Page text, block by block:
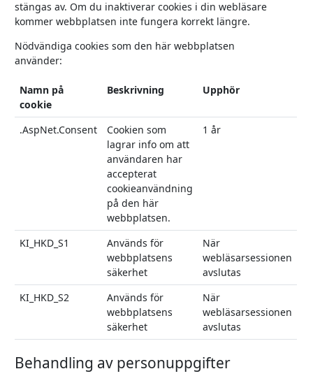
stängas av. Om du inaktiverar cookies i din webläsare
kommer webbplatsen inte fungera korrekt längre.
Nödvändiga cookies som den här webbplatsen
använder:
Namn på
cookie
Beskrivning Upphör
.AspNet.Consent
Cookien som
lagrar info om att
användaren har
accepterat
cookieanvändning
på den här
webbplatsen.
1 år
KI_HKD_S1
Används för
webbplatsens
säkerhet
När
webläsarsessionen
avslutas
KI_HKD_S2
Används för
webbplatsens
säkerhet
När
webläsarsessionen
avslutas
Behandling av personuppgifter